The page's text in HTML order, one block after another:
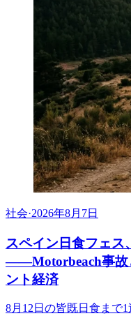
社会·2026年8月7日
スペイン日食フェス
――Motorbeach事故
ント経済
8月12日の皆既日食まで